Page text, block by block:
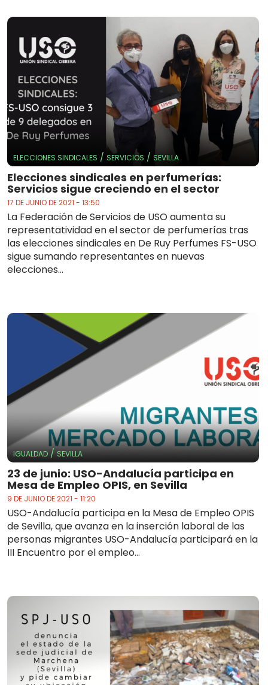
ELECCIONES SINDICALES / SERVICIOS / SEVILLA
Elecciones sindicales en perfumerías:
Servicios sigue creciendo en el sector
17 DE JUNIO DE 2021 - 13:50
La Federación de Servicios de USO aumenta su
representatividad en el sector de perfumerías tras
las elecciones sindicales en De Ruy Perfumes FS-USO
sigue sumando representantes en nuevas
elecciones...
IGUALDAD/SEVILLA
23 de junio: USO-Andalucía participa en
Mesa de Empleo OPIS, en Sevilla
9 DE JUNIO DE 2021 - 11:20
USO-Andalucía participa en la Mesa de Empleo OPIS
de Sevilla, que avanza en la inserción laboral de las
personas migrantes USO-Andalucía participará en la
III Encuentro por el empleo...